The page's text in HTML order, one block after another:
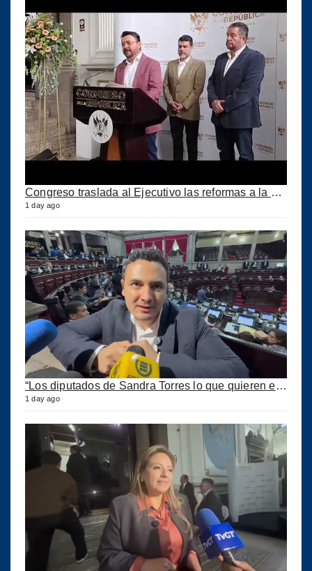
Congreso traslada al Ejecutivo las reformas a la Ley del IUSI tras firma del Decreto 18-2026
1 day ago
1 day ago